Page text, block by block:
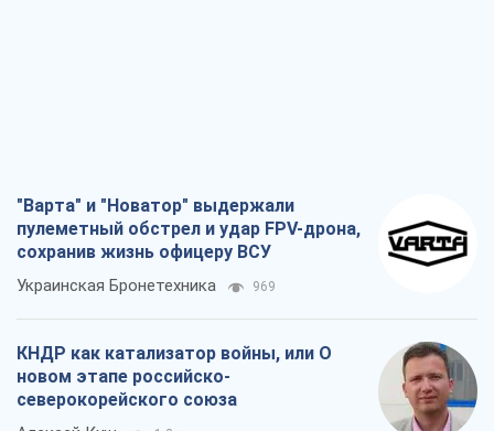
"Варта" и "Новатор" выдержали
пулеметный обстрел и удар FPV-дрона,
сохранив жизнь офицеру ВСУ
Украинская Бронетехника 969
КНДР как катализатор войны, или О
новом этапе российско-
северокорейского союза